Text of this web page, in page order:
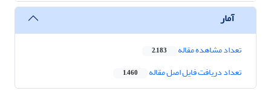
آمار
تعداد مشاهده مقاله 2,183
تعداد دریافت فایل اصل مقاله 1,460